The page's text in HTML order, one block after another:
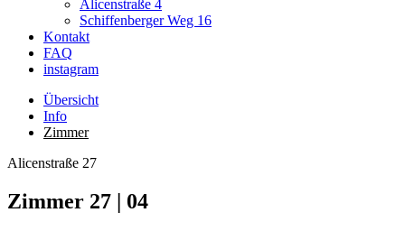
Alicenstraße 4
Schiffenberger Weg 16
Kontakt
FAQ
instagram
Übersicht
Info
Zimmer
Alicenstraße 27
Zimmer 27 | 04